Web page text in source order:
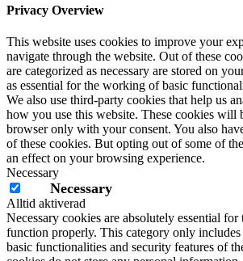
Privacy Overview
This website uses cookies to improve your
navigate through the website. Out of these
are categorized as necessary are stored on
as essential for the working of basic
We also use third-party cookies that help us
how you use this website. These cookies will
browser only with your consent. You also
of these cookies. But opting out of some of
an effect on your browsing experience.
Necessary
Necessary
Alltid aktiverad
Necessary cookies are absolutely essential for
function properly. This category only includes
basic functionalities and security features of